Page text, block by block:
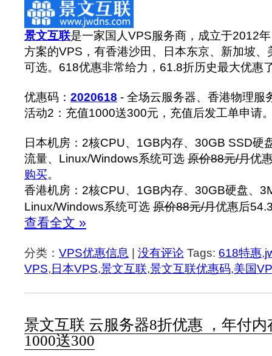
景文互联是一家国人VPS服务商，成立于2012
方案的VPS，有香港沙田、日本东京、新加坡
可选。618优惠非常给力，61.8折历史最大优惠
优惠码： 2020618 - 全场云服务器、香港物理服
活动2：充值1000送300元，充值后发工单申请
日本机房：2核CPU、1GB内存、30GB SSD硬
流量、Linux/Windows系统可选 原价88元/月优
购买。
香港机房：2核CPU、1GB内存、30GB硬盘、
Linux/Windows系统可选 原价88元/月优惠后
查看全文 »
分类： VPS优惠信息 | 没有评论 Tags: 618特惠,
VPS,日本VPS,景文互联,景文互联优惠码,美国
景文互联 云服务器8折优惠 ，年付
1000送300